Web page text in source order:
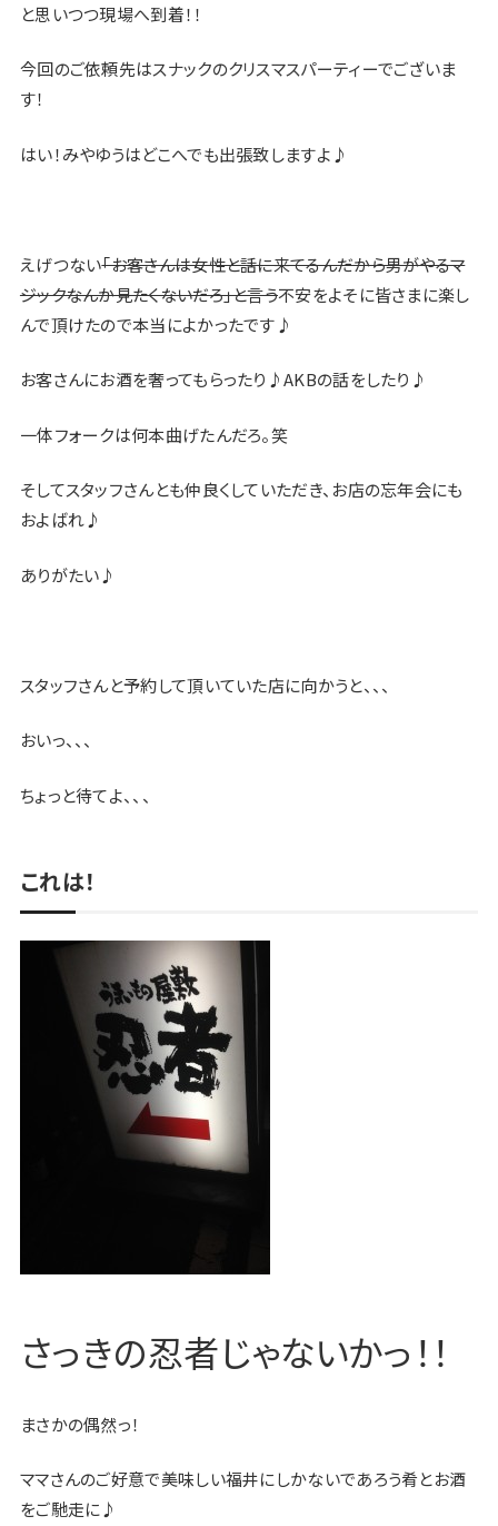
と思いつつ現場へ到着！！
今回のご依頼先はスナックのクリスマスパーティーでございま
す！
はい！みやゆうはどこへでも出張致しますよ♪
えげつない「お客さんは女性と話に来てるんだから男がやるマ
ジックなんか見たくないだろ」と言う不安をよそに皆さまに楽し
んで頂けたので本当によかったです♪
お客さんにお酒を奢ってもらったり♪AKBの話をしたり♪
一体フォークは何本曲げたんだろ。笑
そしてスタッフさんとも仲良くしていただき、お店の忘年会にも
およばれ♪
ありがたい♪
スタッフさんと予約して頂いていた店に向かうと、、、
おいっ、、、
ちょっと待てよ、、、
これは！
さっきの忍者じゃないかっ！！
まさかの偶然っ！
ママさんのご好意で美味しい福井にしかないであろう肴とお酒
をご馳走に♪